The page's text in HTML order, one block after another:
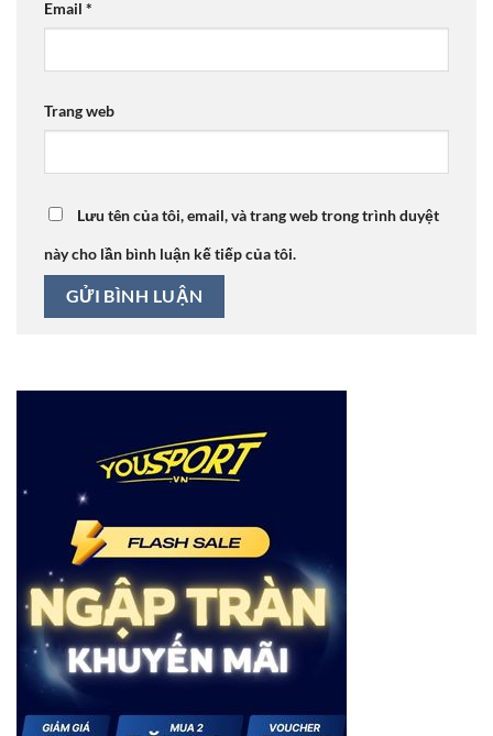
Email *
Trang web
Lưu tên của tôi, email, và trang web trong trình duyệt
này cho lần bình luận kế tiếp của tôi.